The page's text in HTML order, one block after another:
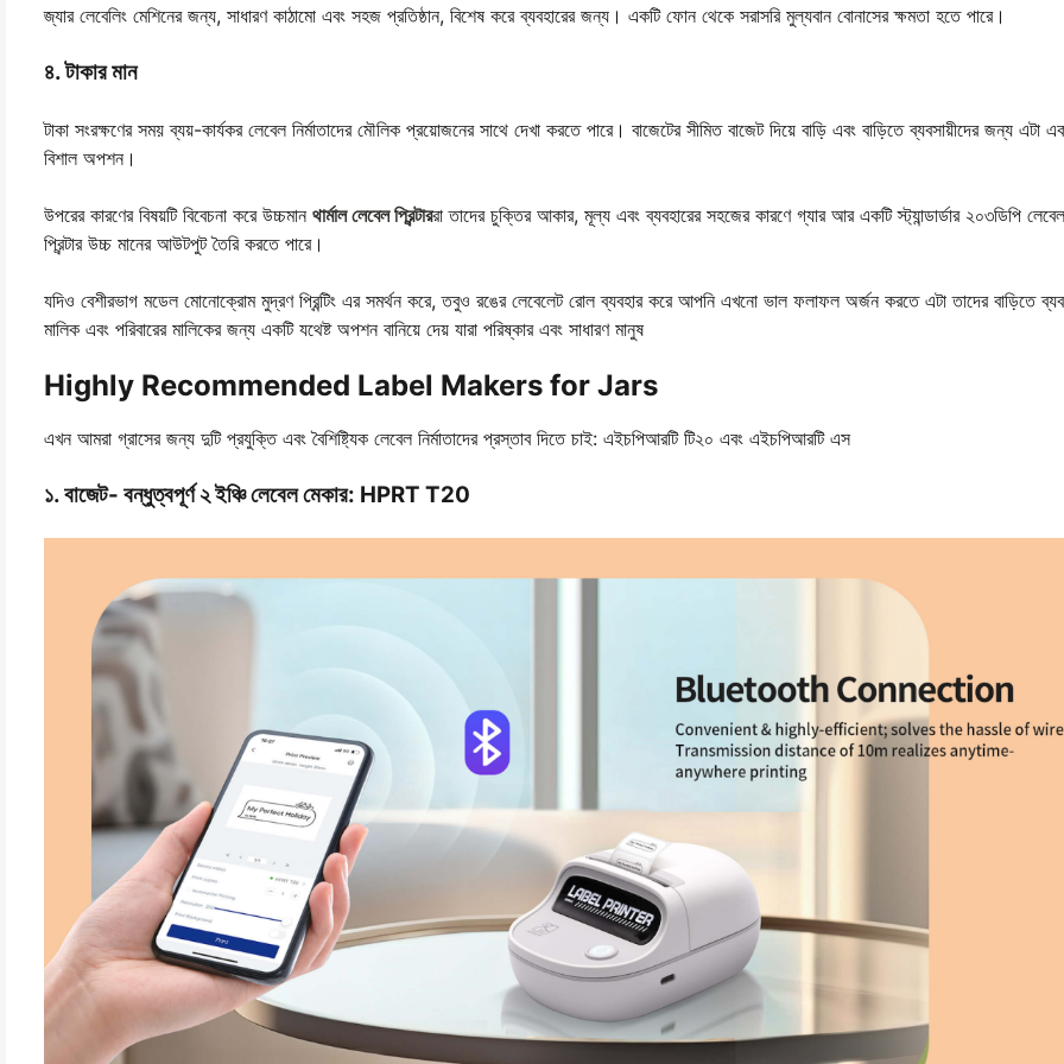
জ্যার লেবেলিং মেশিনের জন্য, সাধারণ কাঠামো এবং সহজ প্রতিষ্ঠান, বিশেষ করে ব্যবহারের জন্য। একটি ফোন থেকে সরাসরি মুল্যবান বোনাসের ক্ষমতা হতে পারে।
৪. টাকার মান
টাকা সংরক্ষণের সময় ব্যয়-কার্যকর লেবেল নির্মাতাদের মৌলিক প্রয়োজনের সাথে দেখা করতে পারে। বাজেটের সীমিত বাজেট দিয়ে বাড়ি এবং বাড়িতে ব্যবসায়ীদের জন্য এটা
বিশাল অপশন।
উপরের কারণের বিষয়টি বিবেচনা করে উচ্চমান থার্মাল লেবেল প্রিন্টাররা তাদের চুক্তির আকার, মূল্য এবং ব্যবহারের সহজের কারণে গ্যার আর একটি স্ট্যান্ডার্ডার ২০৩ডিপি লেবেল
প্রিন্টার উচ্চ মানের আউটপুট তৈরি করতে পারে।
যদিও বেশীরভাগ মডেল মোনোক্রোম মুদ্রণ প্রিন্টিং এর সমর্থন করে, তবুও রঙের লেবেলেট রোল ব্যবহার করে আপনি এখনো ভাল ফলাফল অর্জন করতে এটা তাদের বাড়িতে
মালিক এবং পরিবারের মালিকের জন্য একটি যথেষ্ট অপশন বানিয়ে দেয় যারা পরিষ্কার এবং সাধারণ মানুষ
Highly Recommended Label Makers for Jars
এখন আমরা গ্রাসের জন্য দুটি প্রযুক্তি এবং বৈশিষ্ট্যিক লেবেল নির্মাতাদের প্রস্তাব দিতে চাই: এইচপিআরটি টি২০ এবং এইচপিআরটি এস
১. বাজেট- বন্ধুত্বপূর্ণ ২ ইঞ্চি লেবেল মেকার: HPRT T20